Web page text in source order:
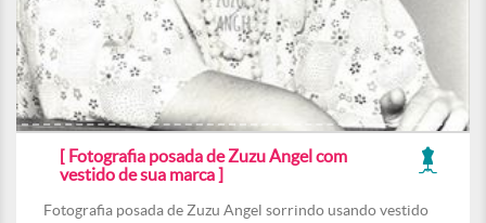
[ Fotografia posada de Zuzu Angel com
vestido de sua marca ]
Fotografia posada de Zuzu Angel sorrindo usando vestido